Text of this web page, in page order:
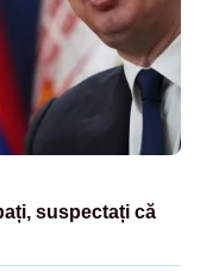
suspectați că